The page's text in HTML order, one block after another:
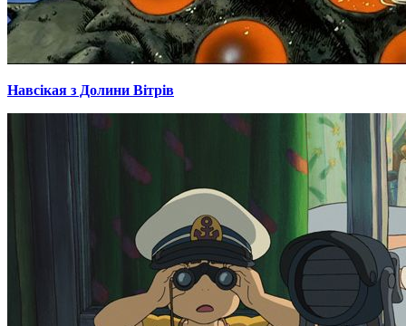
Навсікая з Долини Вітрів